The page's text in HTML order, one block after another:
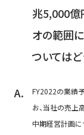
兆5,000億
オの範囲
ついてはど
FY2022の業績予
お、当社の売上
中期経営計画に